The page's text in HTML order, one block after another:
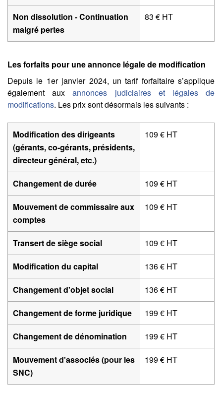
Non dissolution - Continuation
malgré pertes
83 € HT
Les forfaits pour une annonce légale de modification
Depuis le 1er janvier 2024, un tarif forfaitaire s’applique
également auxannonces judiciaires et légales de
modifications. Les prix sont désormais les suivants :
Modification des dirigeants
(gérants, co-gérants, présidents,
directeur général, etc.)
109 € HT
Changement de durée 109 € HT
Mouvement de commissaire aux
comptes
109 € HT
Transert de siège social 109 € HT
Modification du capital 136 € HT
Changement d'objet social 136 € HT
Changement de forme juridique 199 € HT
Changement de dénomination 199 € HT
Mouvement d'associés (pour les
SNC)
199 € HT